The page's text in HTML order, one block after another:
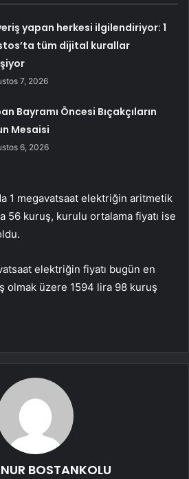
yapan herkesi ilgilendiriyor: 1
tüm dijital kurallar
7, 2026
Bayramı Öncesi Bıçakçıların
Mesaisi
6, 2026
1 megavatsaat elektriğin aritmetik
56 kuruş, kurulu ortalama fiyatı ise
elektriğin fiyatı bugün en
olmak üzere 1594 lira 98 kuruş
BOSTANKOLU